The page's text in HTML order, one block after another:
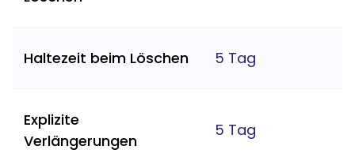
Haltezeit beim Löschen 5 Tag
Explizite
Verlängerungen
5 Tag